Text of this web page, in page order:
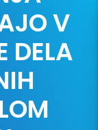
V
DELA